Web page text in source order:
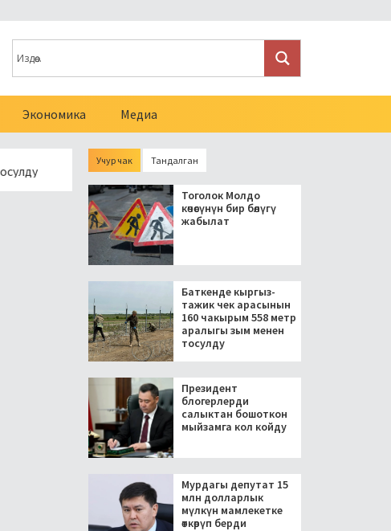
Экономика Медиа
Президент блогерлерди салыктан бошоткон мыйзамга кол койду
Учур чак Тандалган
Тоголок Молдо
көчөсүнүн бир бөлүгү
жабылат
Баткенде кыргыз-
тажик чек арасынын
160 чакырым 558 метр
аралыгы зым менен
тосулду
Президент
блогерлерди
салыктан бошоткон
мыйзамга кол койду
Мурдагы депутат 15
млн долларлык
мүлкүн мамлекетке
өткөрүп берди